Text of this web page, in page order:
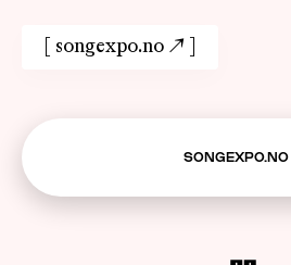
songexpo.no ↗
SONGEXPO.NO